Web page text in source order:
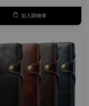
加入購物車